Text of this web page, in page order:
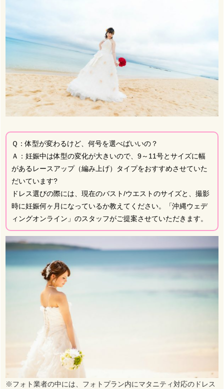
Ｑ：体型が変わるけど、何号を選べばいいの？
Ａ：妊娠中は体型の変化が大きいので、9～11号とサイズに幅
があるレースアップ（編み上げ）タイプをおすすめさせていた
だいています?
ドレス選びの際には、現在のバスト/ウエストのサイズと、撮影
時に妊娠何ヶ月になっているか教えてください。「沖縄ウェデ
ィングオンライン」のスタッフがご提案させていただきます。
※フォト業者の中には、フォトプラン内にマタニティ対応のドレス